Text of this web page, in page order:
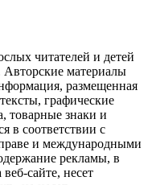
читателей и детей
Авторские материалы
размещенная
графические
товарные знаки и
в соответствии с
и международными
рекламы, в
сайте, несет